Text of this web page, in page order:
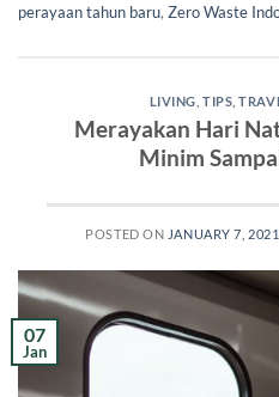
perayaan tahun baru, Zero Waste
LIVING TIPS ,
Merayakan Hari
Minim
POSTED ON JANUARY 7, 2021
07
Jan